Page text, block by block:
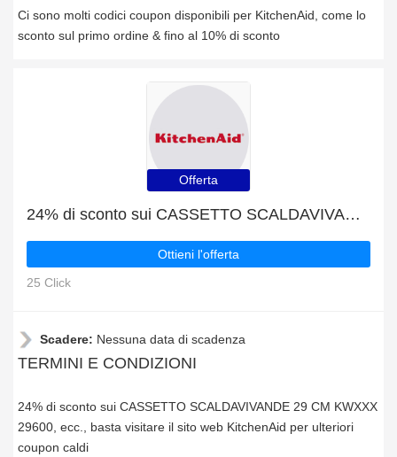
Ci sono molti codici coupon disponibili per KitchenAid, come lo
sconto sul primo ordine & fino al 10% di sconto
Offerta
24% di sconto sui CASSETTO SCALDAVIVANDE 29 CM KWXXX 29600, ecc.
Ottieni l'offerta
25 Click
Scadere: Nessuna data di scadenza
TERMINI E CONDIZIONI
24% di sconto sui CASSETTO SCALDAVIVANDE 29 CM KWXXX
29600, ecc., basta visitare il sito web KitchenAid per ulteriori
coupon caldi